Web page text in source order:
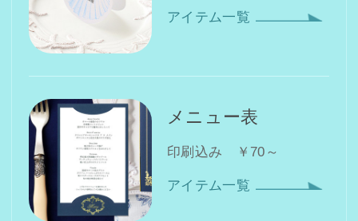
アイテム一覧
メニュー表
印刷込み ￥70～
アイテム一覧